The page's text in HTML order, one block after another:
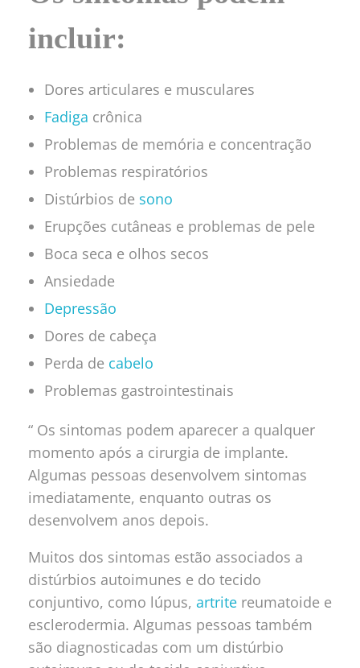
incluir:
Dores articulares e musculares
Fadiga crônica
Problemas de memória e concentração
Problemas respiratórios
Distúrbios de sono
Erupções cutâneas e problemas de pele
Boca seca e olhos secos
Ansiedade
Depressão
Dores de cabeça
Perda de cabelo
Problemas gastrointestinais
“ Os sintomas podem aparecer a qualquer
momento após a cirurgia de implante.
Algumas pessoas desenvolvem sintomas
imediatamente, enquanto outras os
desenvolvem anos depois.
Muitos dos sintomas estão associados a
distúrbios autoimunes e do tecido
conjuntivo, como lúpus, artrite reumatoide e
esclerodermia. Algumas pessoas também
são diagnosticadas com um distúrbio